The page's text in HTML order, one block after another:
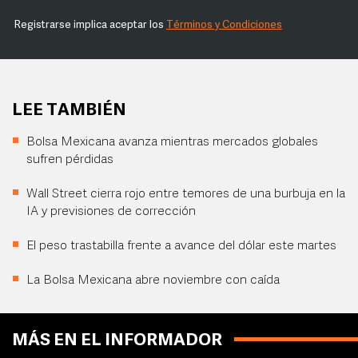
Registrarse implica aceptar los Términos y Condiciones
LEE TAMBIÉN
Bolsa Mexicana avanza mientras mercados globales
sufren pérdidas
Wall Street cierra rojo entre temores de una burbuja en la
IA y previsiones de corrección
El peso trastabilla frente a avance del dólar este martes
La Bolsa Mexicana abre noviembre con caída
MÁS EN EL INFORMADOR